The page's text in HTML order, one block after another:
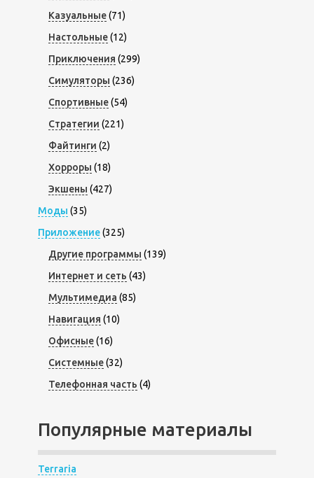
Казуальные(71)
Настольные(12)
Приключения (299)
Симуляторы (236)
Спортивные(54)
Стратегии (221)
Файтинги (2)
Хорроры (18)
Экшены (427)
Моды (35)
Приложение(325)
Другие программы (139)
Интернет и сеть (43)
Мультимедиа (85)
Навигация (10)
Офисные(16)
Системные(32)
Телефонная часть (4)
Популярные материалы
Terraria